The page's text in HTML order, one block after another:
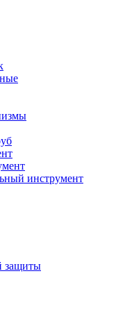
инструмент
защиты